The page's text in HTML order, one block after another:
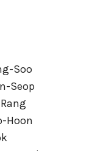
Soo
Seop
Hoon